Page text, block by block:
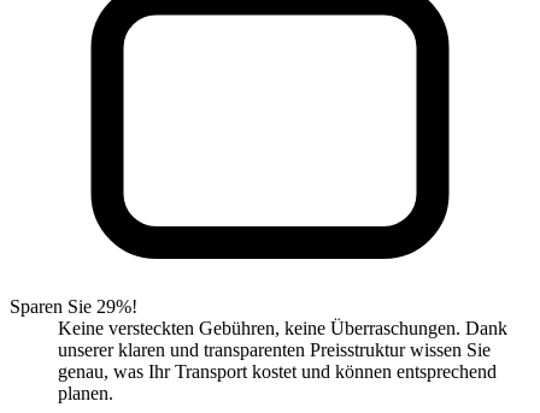
Sparen Sie 29%!
Keine versteckten Gebühren, keine Überraschungen. Dank
unserer klaren und transparenten Preisstruktur wissen Sie
genau, was Ihr Transport kostet und können entsprechend
planen.